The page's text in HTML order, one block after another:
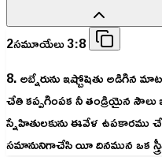
2సమూయేలు 3:8
8. అబ్నేరును ఇష్బోషెతు అడిగిన
చేతి కప్పగింపక నీ తండ్రియైన
స్నేహితులకును ఈవేళ ఉపకారము
సమానునిగాచేసి యీ దినమున ఒక